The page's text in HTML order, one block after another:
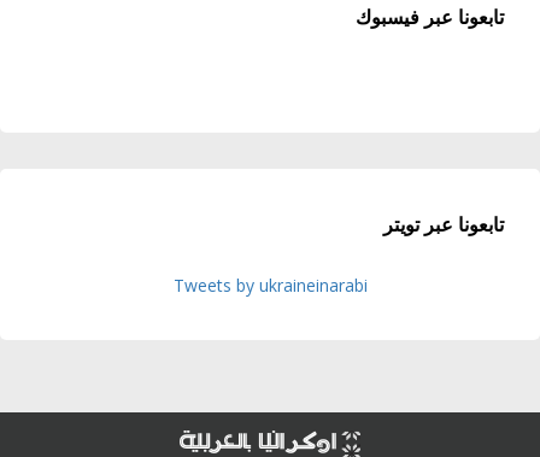
تابعونا عبر فيسبوك
تابعونا عبر تويتر
Tweets by ukraineinarabi